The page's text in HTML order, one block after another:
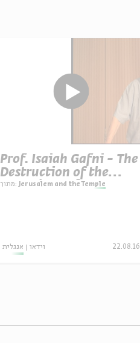
Prof. Isaiah Gafni - The
Destruction of the
Second Temple
מתוך: Jerusalem and the Temple
אנגלית וידאו 22.08.16